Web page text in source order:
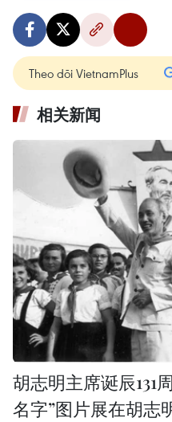
Theo dõi VietnamPlus
相关新闻
胡志明主席诞辰131
名字”图片展在胡志